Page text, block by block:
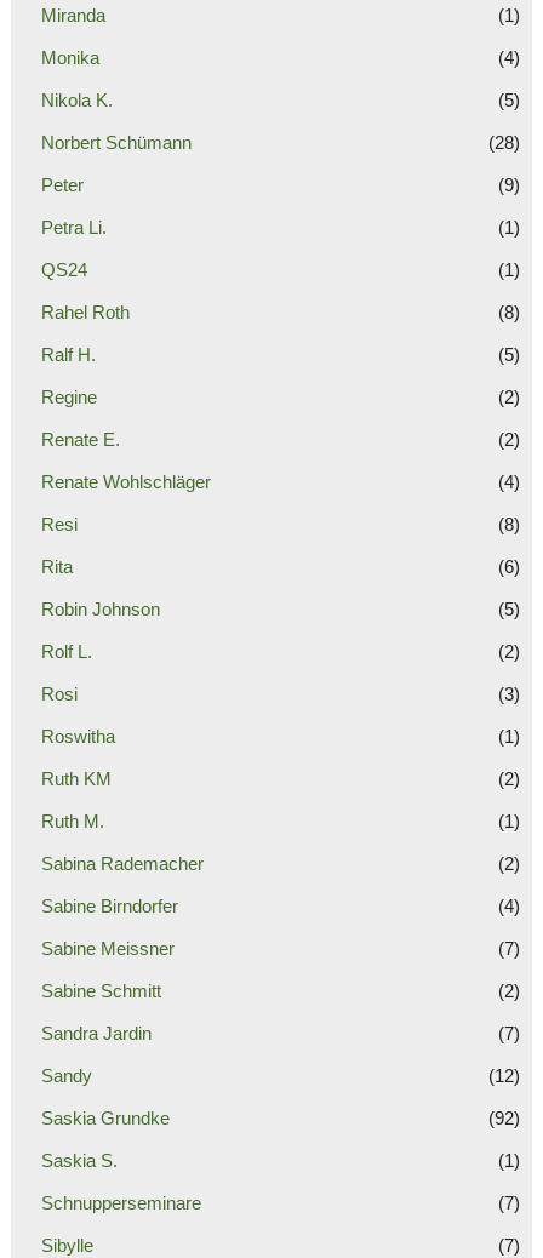
Miranda (1)
Monika (4)
Nikola K. (5)
Norbert Schümann (28)
Peter (9)
Petra Li. (1)
QS24 (1)
Rahel Roth (8)
Ralf H. (5)
Regine (2)
Renate E. (2)
Renate Wohlschläger (4)
Resi (8)
Rita (6)
Robin Johnson (5)
Rolf L. (2)
Rosi (3)
Roswitha (1)
Ruth KM (2)
Ruth M. (1)
Sabina Rademacher (2)
Sabine Birndorfer (4)
Sabine Meissner (7)
Sabine Schmitt (2)
Sandra Jardin (7)
Sandy (12)
Saskia Grundke (92)
Saskia S. (1)
Schnupperseminare (7)
Sibylle (7)